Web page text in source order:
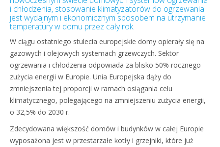
i chłodzenia, stosowanie klimatyzatorów do ogrzewania
jest wydajnym i ekonomicznym sposobem na utrzymanie
temperatury w domu przez cały rok.
W ciągu ostatniego stulecia europejskie domy opierały się na
gazowych i olejowych systemach grzewczych. Sektor
ogrzewania i chłodzenia odpowiada za blisko 50% rocznego
zużycia energii w Europie. Unia Europejska dąży do
zmniejszenia tej proporcji w ramach osiągania celu
klimatycznego, polegającego na zmniejszeniu zużycia energii,
o 32,5% do 2030 r.
Zdecydowana większość domów i budynków w całej Europie
wyposażona jest w przestarzałe kotły i grzejniki, które już